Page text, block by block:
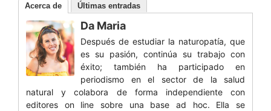
Acerca de Últimas entradas
Da Maria
Después de estudiar la naturopatía, que
es su pasión, continúa su trabajo con
éxito; también ha participado en
periodismo en el sector de la salud
natural y colabora de forma independiente con
editores on line sobre una base ad hoc. Ella se